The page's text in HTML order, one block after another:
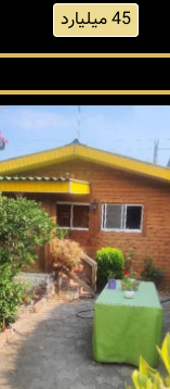
45 میلیارد